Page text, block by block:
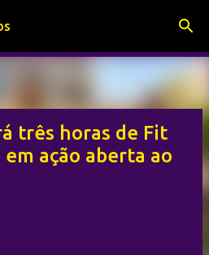
conteúdo principal
três horas de Fit
ação aberta ao